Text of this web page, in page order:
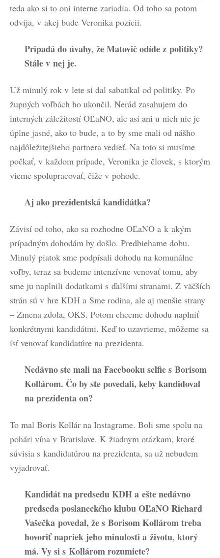
teda ako si to oni interne zariadia. Od toho sa potom
odvíja, v akej bude Veronika pozícii.
Pripadá do úvahy, že Matovič odíde z politiky?
Stále v nej je.
Už minulý rok v lete si dal sabatikal od politiky. Po
župných voľbách ho ukončil. Nerád zasahujem do
interných záležitostí OĽaNO, ale asi ani u nich nie je
úplne jasné, ako to bude, a to by sme mali od nášho
najdôležitejšieho partnera vedieť. Na toto si musíme
počkať, v každom prípade, Veronika je človek, s ktorým
vieme spolupracovať, čiže v pohode.
Aj ako prezidentská kandidátka?
Závisí od toho, ako sa rozhodne OĽaNO a k akým
prípadným dohodám by došlo. Predbiehame dobu.
Minulý piatok sme podpísali dohodu na komunálne
voľby, teraz sa budeme intenzívne venovať tomu, aby
sme ju naplnili dodatkami s ďalšími stranami. Z väčších
strán sú v hre KDH a Sme rodina, ale aj menšie strany
– Zmena zdola, OKS. Potom chceme dohodu naplniť
konkrétnymi kandidátmi. Keď to uzavrieme, môžeme sa
ísť venovať kandidatúre na prezidenta.
Nedávno ste mali na Facebooku selfie s Borisom
Kollárom. Čo by ste povedali, keby kandidoval
na prezidenta on?
To mal Boris Kollár na Instagrame. Boli sme spolu na
pohári vína v Bratislave. K žiadnym otázkam, ktoré
súvisia s kandidatúrou na prezidenta, sa už nebudem
vyjadrovať.
Kandidát na predsedu KDH a ešte nedávno
predseda poslaneckého klubu OĽaNO Richard
Vašečka povedal, že s Borisom Kollárom treba
hovoriť napriek jeho minulosti a životu, ktorý
má. Vy si s Kollárom rozumiete?